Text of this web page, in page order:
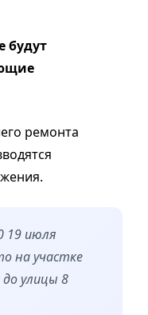
будут
ремонта
19 июля
на участке
улицы 8